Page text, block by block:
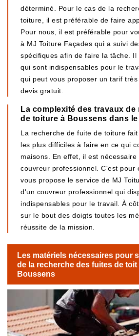
déterminé. Pour le cas de la
toiture, il est préférable de faire
Pour nous, il est préférable pour
à MJ Toiture Façades qui a suivi
spécifiques afin de faire la tâche.
qui sont indispensables pour le
qui peut vous proposer un tarif
devis gratuit.
La complexité des travaux
de toiture à Boussens dans le
La recherche de fuite de toiture
les plus difficiles à faire en ce qui
maisons. En effet, il est
couvreur professionnel. C'est pour
vous propose le service de MJ
d'un couvreur professionnel qui
indispensables pour le travail. À
sur le bout des doigts toutes les
réussite de la mission.
Les matériels nécessaires pour
de la recherche des fuites de
Boussens